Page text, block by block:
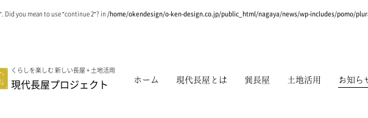
you mean to use "continue 2"? in /home/okendesign/o-ken-design.co.jp/public_html/nagaya/news/wp-includes/pomo/
くらしを楽しむ 新しい長屋 + 土地活用
現代長屋プロジェクト ホーム 現代長屋とは 巽長屋 土地活用 お知ら